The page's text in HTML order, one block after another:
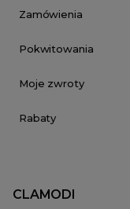
Zamówienia
Pokwitowania
Moje zwroty
Rabaty
CLAMODI